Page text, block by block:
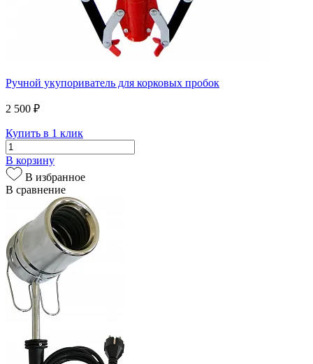
Ручной укупориватель для корковых пробок
2 500 ₽
Купить в 1 клик
В корзину
В избранное
В сравнение